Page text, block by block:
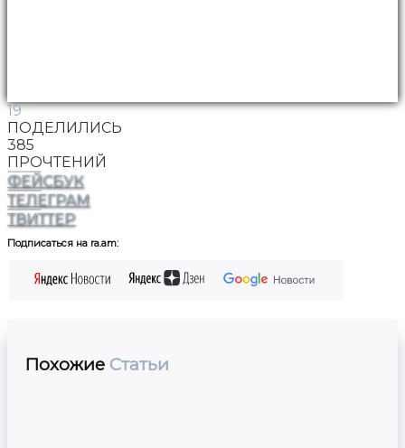
19
ПОДЕЛИЛИСЬ
385
ПРОЧТЕНИЙ
ФЕЙСБУК
ТЕЛЕГРАМ
ТВИТТЕР
Подписаться на ra.am:
Похожие Статьи